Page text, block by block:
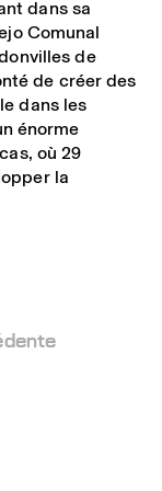
dans sa
Comunal
de
de créer des
dans les
énorme
où 29
la